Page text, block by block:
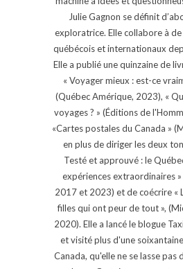
Julie Gagnon se définit
exploratrice. Elle collabore à
québécois et internationaux
Elle a publié une quinzaine de
« Voyager mieux : est-ce
(Québec Amérique, 2023), «
voyages ? » (Éditions de
«Cartes postales du Canada »
en plus de diriger les deux
Testé et approuvé : le
expériences extraordinaires
2017 et 2023) et de coécrire «
filles qui ont peur de tout »,
2020). Elle a lancé le blogue
et visité plus d'une
Canada, qu'elle ne se lasse pas